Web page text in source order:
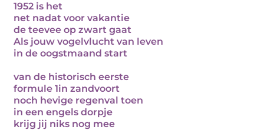
1952 is het
net nadat voor vakantie
de teevee op zwart gaat
Als jouw vogelvlucht van leven
in de oogstmaand start
van de historisch eerste
formule 1in zandvoort
noch hevige regenval toen
in een engels dorpje
krijg jij niks nog mee